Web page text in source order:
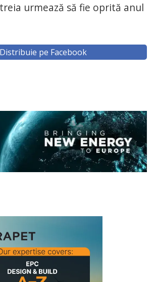
urmează să fie oprită anul
Distribuie pe Facebook